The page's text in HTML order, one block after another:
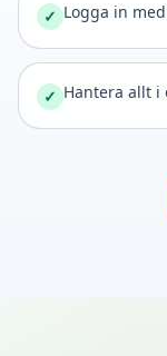
✓ Logga in
✓ Hantera allt i